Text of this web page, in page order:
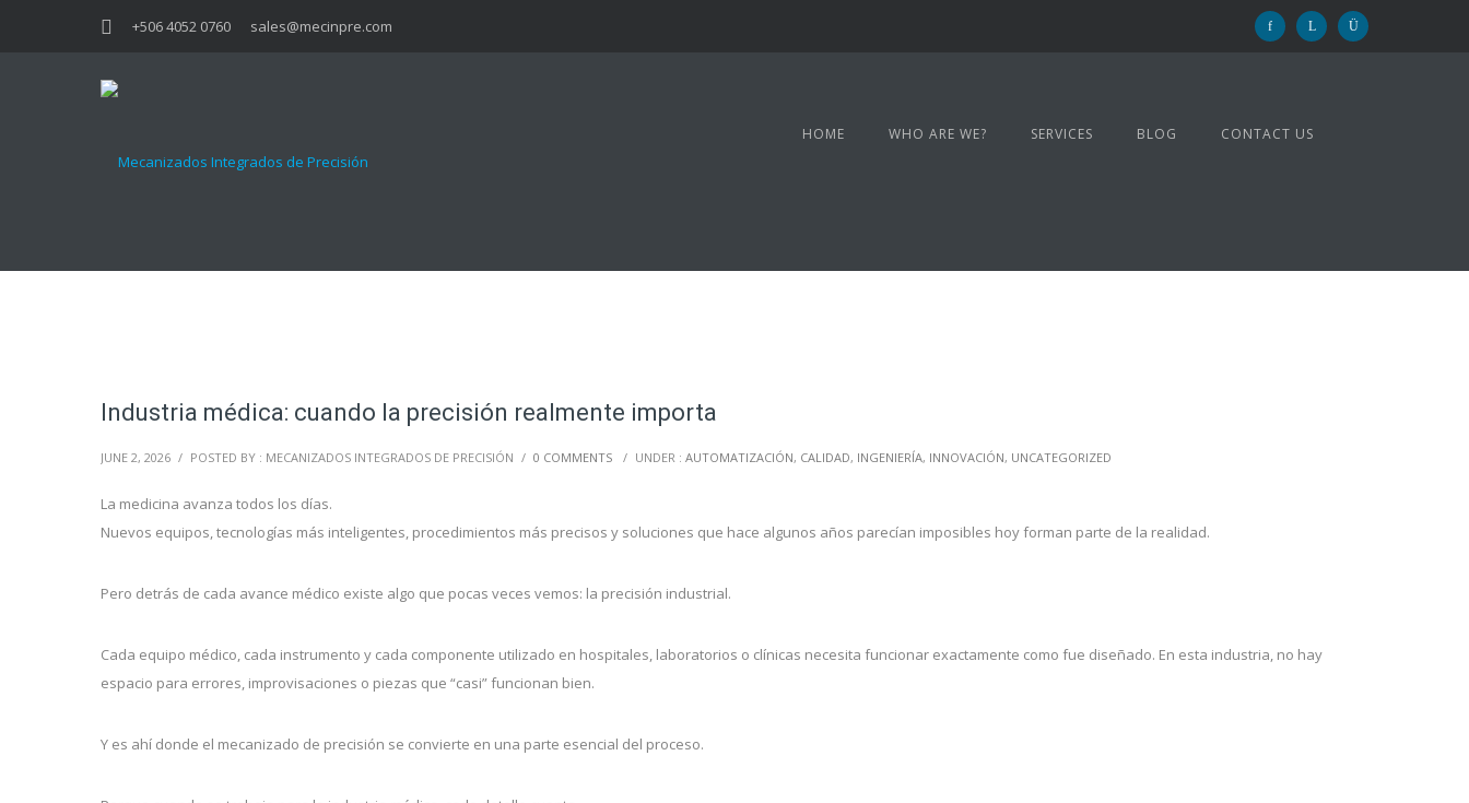
+506 4052 0760 sales@mecinpre.com
HOME WHO ARE WE? SERVICES BLOG CONTACT US
Industria médica: cuando la precisión realmente importa
JUNE 2, 2026 / POSTED BY : MECANIZADOS INTEGRADOS DE PRECISIÓN / 0 COMMENTS / UNDER : AUTOMATIZACIÓN, CALIDAD, INGENIERÍA, INNOVACIÓN, UNCATEGORIZED
La medicina avanza todos los días.
Nuevos equipos, tecnologías más inteligentes, procedimientos más precisos y soluciones que hace algunos años parecían imposibles hoy forman parte de la realidad.
Pero detrás de cada avance médico existe algo que pocas veces vemos: la precisión industrial.
Cada equipo médico, cada instrumento y cada componente utilizado en hospitales, laboratorios o clínicas necesita funcionar exactamente como fue diseñado. En esta industria, no hay
espacio para errores, improvisaciones o piezas que “casi” funcionan bien.
Y es ahí donde el mecanizado de precisión se convierte en una parte esencial del proceso.